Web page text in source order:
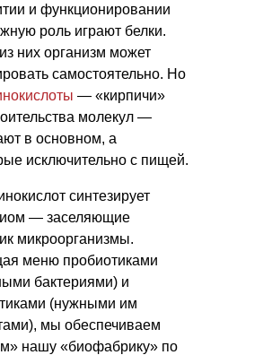
и функционировании
роль играют белки.
них организм может
самостоятельно. Но
— «кирпичи»
молекул —
в основном, а
исключительно с пищей.
синтезирует
— заселяющие
микроорганизмы.
меню пробиотиками
бактериями) и
(нужными им
мы обеспечиваем
нашу «биофабрику» по